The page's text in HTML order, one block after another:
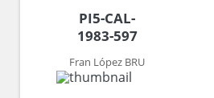
PI5-CAL-
1983-597
Fran López BRU